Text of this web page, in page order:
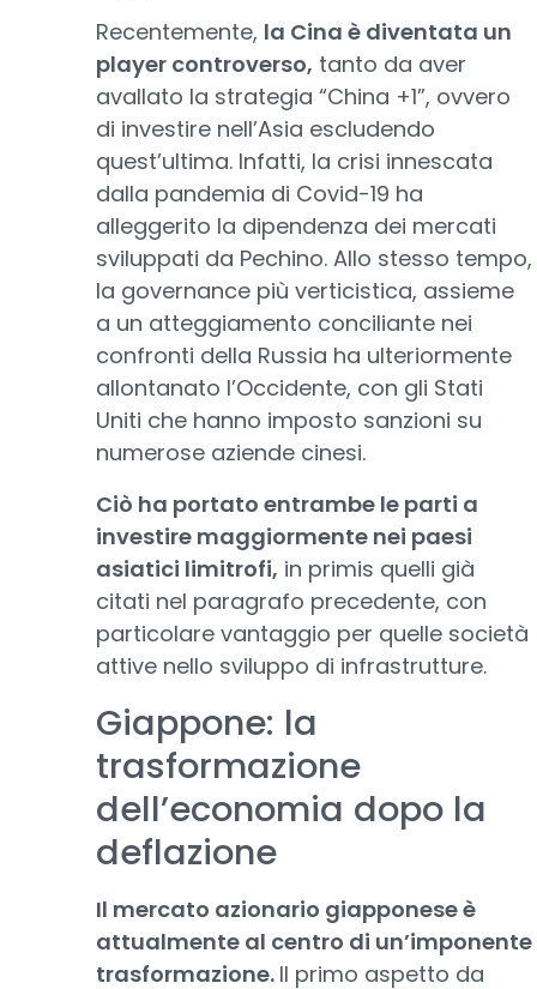
Recentemente, la Cina è diventata un
player controverso, tanto da aver
avallato la strategia “China +1”, ovvero
di investire nell’Asia escludendo
quest’ultima. Infatti, la crisi innescata
dalla pandemia di Covid-19 ha
alleggerito la dipendenza dei mercati
sviluppati da Pechino. Allo stesso tempo,
la governance più verticistica, assieme
a un atteggiamento conciliante nei
confronti della Russia ha ulteriormente
allontanato l’Occidente, con gli Stati
Uniti che hanno imposto sanzioni su
numerose aziende cinesi.
Ciò ha portato entrambe le parti a
investire maggiormente nei paesi
asiatici limitrofi, in primis quelli già
citati nel paragrafo precedente, con
particolare vantaggio per quelle società
attive nello sviluppo di infrastrutture.
Giappone: la
trasformazione
dell’economia dopo la
deflazione
Il mercato azionario giapponese è
attualmente al centro di un’imponente
trasformazione. Il primo aspetto da